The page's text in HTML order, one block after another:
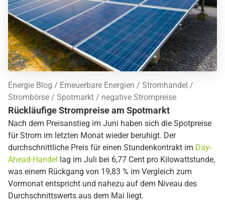
Energie Blog Erneuerbare Energien
Stromhandel
Strombörse
Spotmarkt negative Strompreise
Rückläufige Strompreise am Spotmarkt
Nach dem Preisanstieg im Juni haben sich die Spotpreise
für Strom im letzten Monat wieder beruhigt. Der
durchschnittliche Preis für einen Stundenkontrakt im Day-
Ahead-Handel lag im Juli bei 6,77 Cent pro Kilowattstunde,
was einem Rückgang von 19,83 % im Vergleich zum
Vormonat entspricht und nahezu auf dem Niveau des
Durchschnittswerts aus dem Mai liegt.